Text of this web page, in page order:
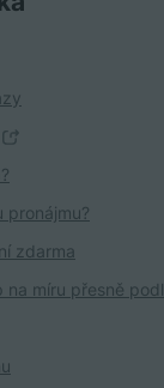
pronájmu?
zdarma
na míru přesně